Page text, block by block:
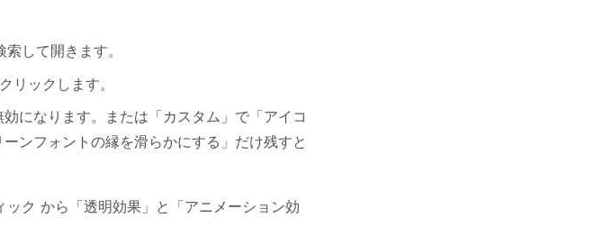
して開きます。
リックします。
効になります。または「カスタム」で「アイコ
ンフォントの縁を滑らかにする」だけ残すと
ク から「透明効果」と「アニメーション効